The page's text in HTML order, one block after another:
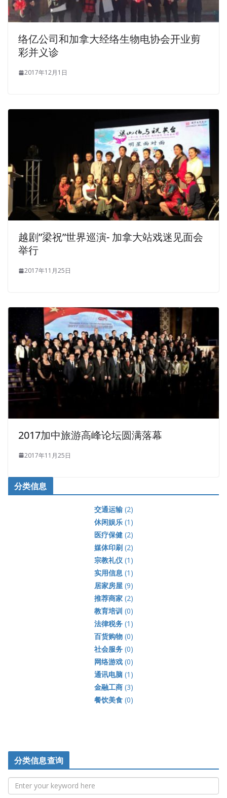
络亿公司和加拿大经络生物电协会开业剪
彩并义诊
2017年12月1日
越剧”梁祝”世界巡演- 加拿大站戏迷见面会
举行
2017年11月25日
2017加中旅游高峰论坛圆满落幕
2017年11月25日
分类信息
交通运输(2)
休闲娱乐(1)
医疗保健(2)
媒体印刷(2)
宗教礼仪(1)
实用信息 (1)
居家房屋(9)
推荐商家(2)
教育培训 (0)
法律税务(1)
百货购物(0)
社会服务(0)
网络游戏(0)
通讯电脑(1)
金融工商(3)
餐饮美食(0)
分类信息查询